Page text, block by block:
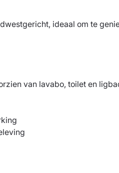
ideaal om te
van lavabo, toilet en